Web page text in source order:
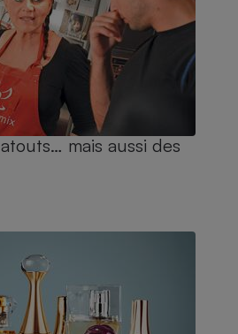
mais aussi des